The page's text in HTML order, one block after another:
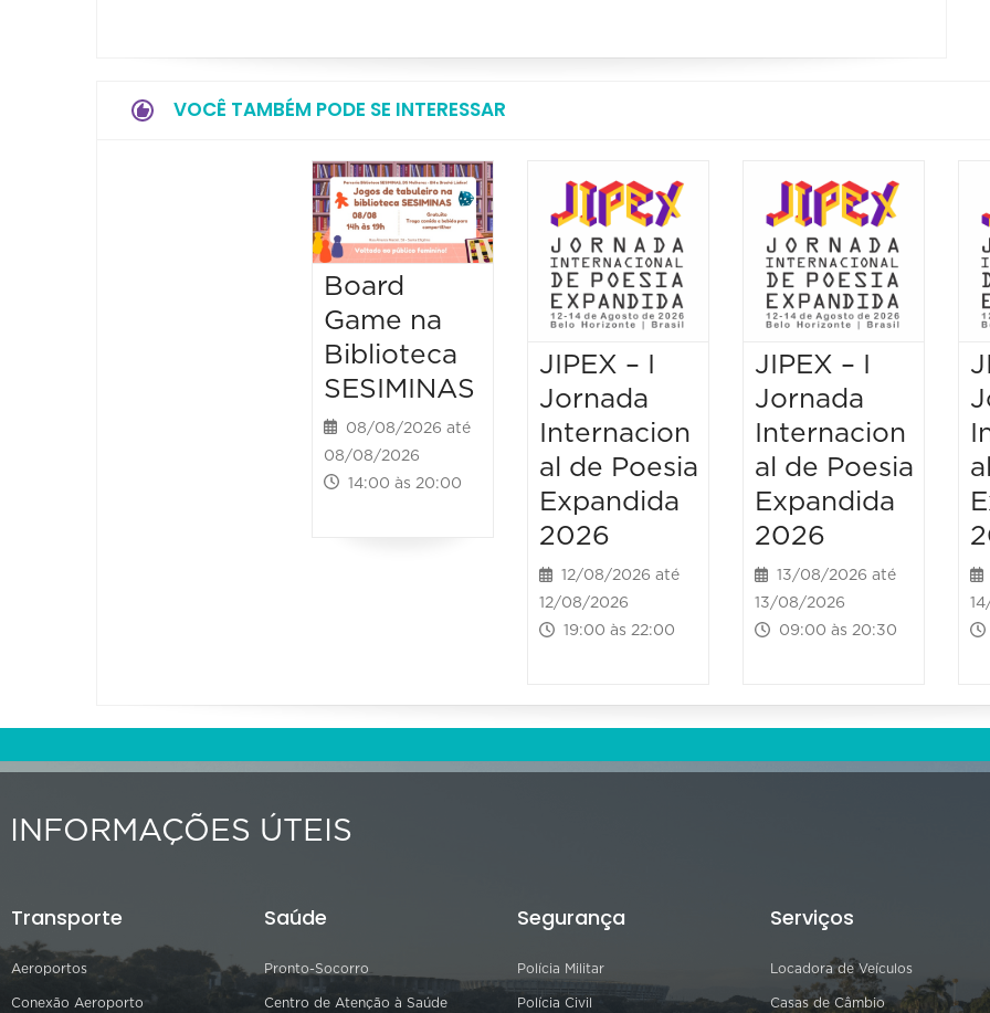
VOCÊ TAMBÉM PODE SE INTERESSAR
Board
Game na
Biblioteca
SESIMINAS
08/08/2026 até
08/08/2026
14:00 às 20:00
JIPEX – I
Jornada
Internacion
al de Poesia
Expandida
2026
12/08/2026 até
12/08/2026
19:00 às 22:00
JIPEX – I
Jornada
Internacion
al de Poesia
Expandida
2026
13/08/2026 até
13/08/2026
09:00 às 20:30
INFORMAÇÕES ÚTEIS
Transporte
Aeroportos
Conexão Aeroporto
Saúde
Pronto-Socorro
Centro de Atenção à Saúde
Segurança
Polícia Militar
Polícia Civil
Serviços
Locadora de Veículos
Casas de Câmbio